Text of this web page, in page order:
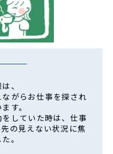
、
がらお仕事を探され
す。
していた時は、仕事
の見えない状況に焦
。